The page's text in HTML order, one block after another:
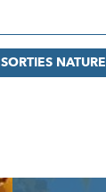
SORTIES NATURE